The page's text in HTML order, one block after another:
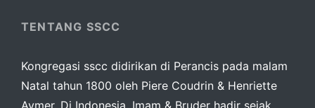
TENTANG SSCC
Kongregasi sscc didirikan di Perancis pada malam
Natal tahun 1800 oleh Piere Coudrin & Henriette